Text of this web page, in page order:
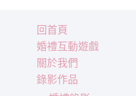
回首頁
婚禮互動遊戲
關於我們
錄影作品